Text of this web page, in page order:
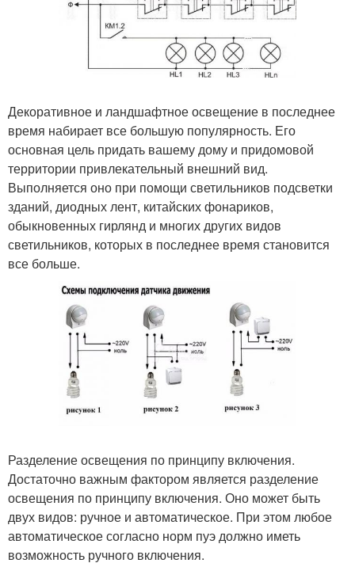
Декоративное и ландшафтное освещение в последнее
время набирает все большую популярность. Его
основная цель придать вашему дому и придомовой
территории привлекательный внешний вид.
Выполняется оно при помощи светильников подсветки
зданий, диодных лент, китайских фонариков,
обыкновенных гирлянд и многих других видов
светильников, которых в последнее время становится
все больше.
Разделение освещения по принципу включения.
Достаточно важным фактором является разделение
освещения по принципу включения. Оно может быть
двух видов: ручное и автоматическое. При этом любое
автоматическое согласно норм пуэ должно иметь
возможность ручного включения.